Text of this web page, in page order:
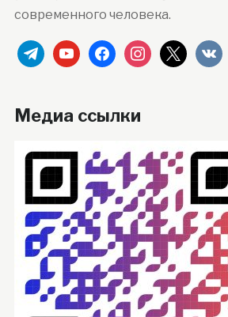
современного человека.
telegramyoutubefacebookinstagram
x
Медиа ссылки